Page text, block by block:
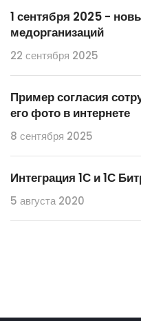
1 сентября 2025 -
медорганизаций
22 сентября 2025
Пример согласия
его фото в интернете
8 сентября 2025
Интеграция 1С и 1С
5 августа 2020